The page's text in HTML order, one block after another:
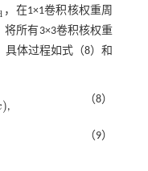
*，在1×1卷积核权重周
将所有3×3卷积核权重
具体过程如式（8）和
),
（8）
（9）